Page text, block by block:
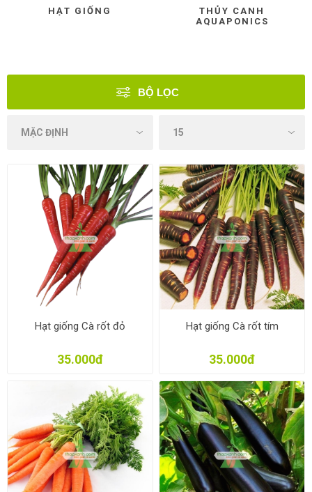
HẠT GIỐNG
THỦY CANH
AQUAPONICS
BỘ LỌC
Hạt giống Cà rốt đỏ
35.000đ
Hạt giống Cà rốt tím
35.000đ